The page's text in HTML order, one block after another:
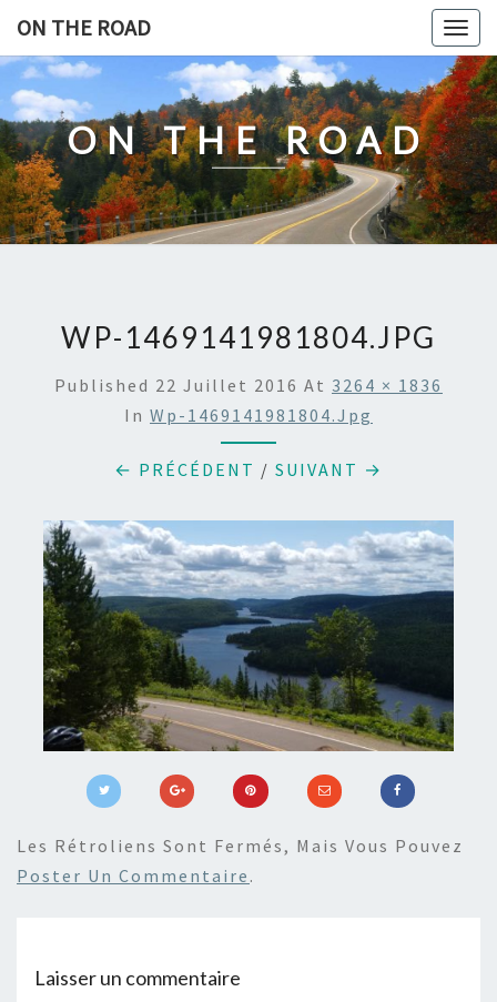
content
ON THE ROAD
ON THE ROAD
WP-1469141981804.JPG
Published 22 Juillet 2016 At 3264 × 1836
In Wp-1469141981804.jpg
← PRÉCÉDENT / SUIVANT →
Les Rétroliens Sont Fermés, Mais Vous Pouvez
Poster Un Commentaire .
Laisser un commentaire